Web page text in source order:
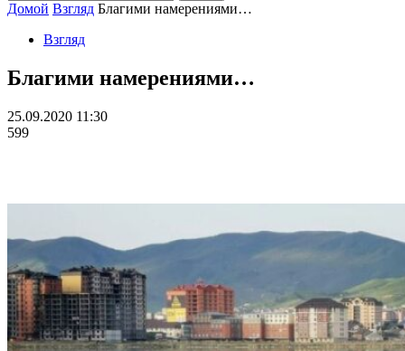
Домой Взгляд Благими намерениями…
Взгляд
Благими намерениями…
25.09.2020 11:30
599